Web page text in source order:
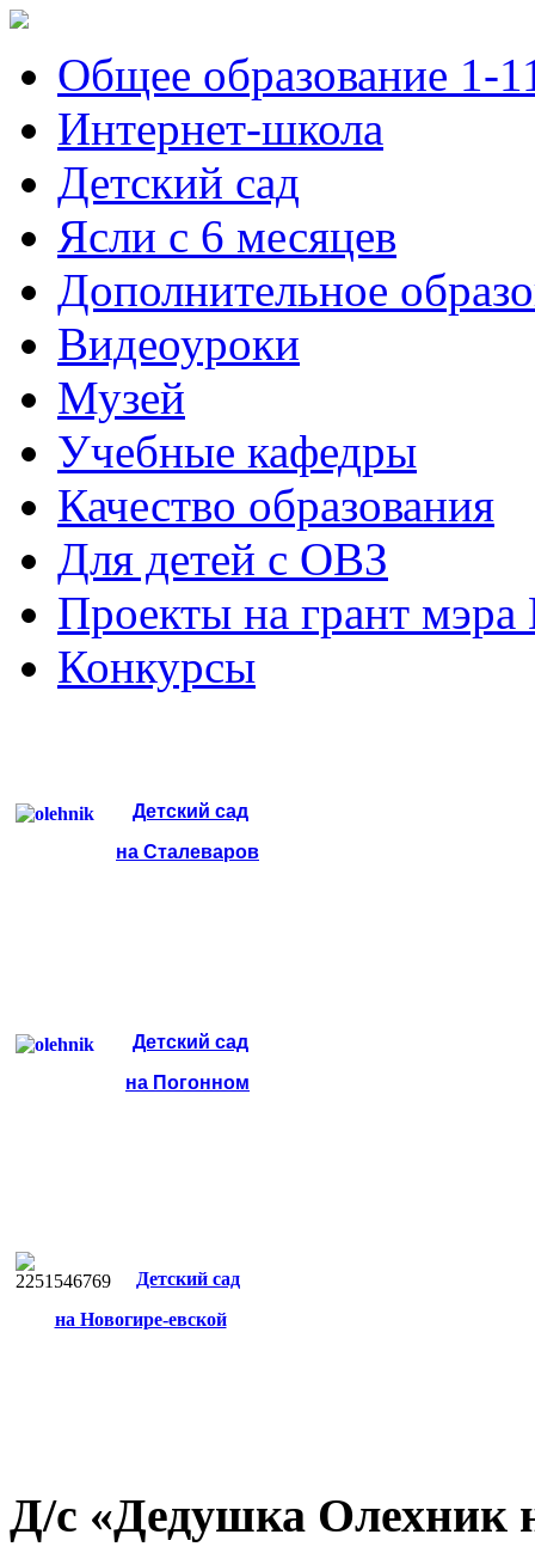
Общее образование 1-
Интернет-школа
Детский сад
Ясли с 6 месяцев
Дополнительное
Видеоуроки
Музей
Учебные кафедры
Качество образования
Для детей с ОВЗ
Проекты на грант
Конкурсы
Детский сад
на Сталеваров
Детский сад
на Погонном
Детский сад
на Новогире-евской
Д/с «Дедушка Олехник